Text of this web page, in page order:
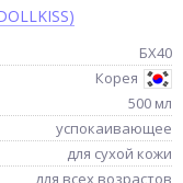
БХ40
Корея
500 мл
успокаивающее
для сухой кожи
для всех возрастов